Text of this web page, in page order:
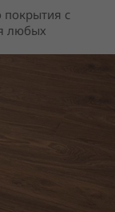
покрытия с
любых